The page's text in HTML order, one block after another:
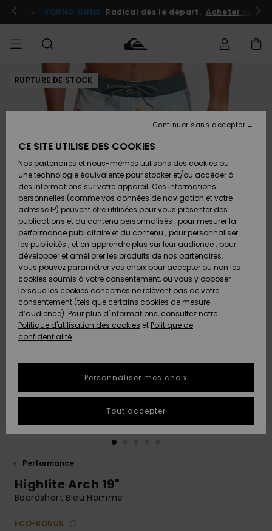
l'information
le
Se connecter / s'inscrire
YOUNG GUNS Radical dès le départ. Acheter
HOMME Vêtements
Chaussures
& Tongs
Surf
Snow
Nouveautés
A
Découvrir
Vêtements
Chaussures
& Tongs
Surf
Snow
Nouveautés
A
Découvrir
FEMME
Shop
A
Découvrir
Snow
SURF
Surf
Shop
Surf
Shop
Enfant
Highlights
Communauté
SNOW
Snow
Shop
Snow
Shop
Enfant
Snow
Shop
Femme
A
Découvrir
Communauté
OUTLET
Outlet
Homme
Enfant
Outlet
Femme
AIDE &
CONTACT
Accéder à
ma
commande
Retours
Paiement
Carte
Cadeau
Quiksilver
Freedom
Protection
des
tailles
conversation
plus rapide
à votre
MAGASINS
QUIKSILVER
RUPTURE DE STOCK
Performance
Highlite Arch 19"
Boardshort Bleu Homme
ECO-BONUS
CE SITE UTILISE DES COOKIES
Nos partenaires et nous-mêmes utilisons des cookies ou
une technologie équivalente pour stocker et/ou accéder à
des informations sur votre appareil. Ces informations
personnelles (comme vos données de navigation et votre
adresse IP) peuvent être utilisées pour vous présenter des
publications et du contenu personnalisés ; pour mesurer la
performance publicitaire et du contenu ; pour personnaliser
les publicités ; et en apprendre plus sur leur audience ; pour
développer et améliorer les produits de nos partenaires.
Vous pouvez paramétrer vos choix pour accepter ou non les
cookies soumis à votre consentement, ou vous y opposer
lorsque les cookies concernés ne relèvent pas de votre
consentement (tels que certains cookies de mesure
d’audience). Pour plus d'informations, consultez notre :
Politique d'utilisation des cookies et Politique de
confidentialité
Personnaliser mes choix
Continuer sans accepter
Tout accepter